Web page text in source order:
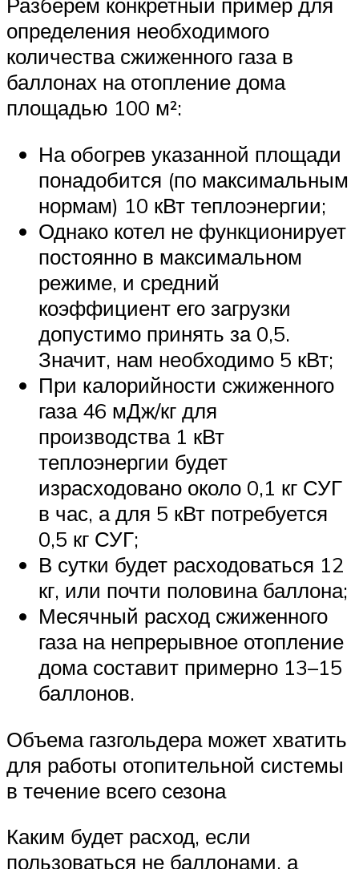
Разберем конкретный пример для
определения необходимого
количества сжиженного газа в
баллонах на отопление дома
площадью 100 м²:
На обогрев указанной площади
понадобится (по максимальным
нормам) 10 кВт теплоэнергии;
Однако котел не функционирует
постоянно в максимальном
режиме, и средний
коэффициент его загрузки
допустимо принять за 0,5.
Значит, нам необходимо 5 кВт;
При калорийности сжиженного
газа 46 мДж/кг для
производства 1 кВт
теплоэнергии будет
израсходовано около 0,1 кг СУГ
в час, а для 5 кВт потребуется
0,5 кг СУГ;
В сутки будет расходоваться 12
кг, или почти половина баллона;
Месячный расход сжиженного
газа на непрерывное отопление
дома составит примерно 13–15
баллонов.
Объема газгольдера может хватить
для работы отопительной системы
в течение всего сезона
Каким будет расход, если
пользоваться не баллонами, а